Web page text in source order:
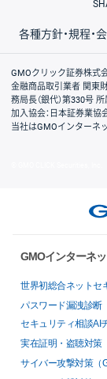
各種方針・規程・
取引規程・約款
サイトマップ
その他のご案内
個人情報保護
最良執行方針
サイトのご利
ディスクレイ
信託保全
リスク説明
会社案内
GMOクリック証券株式
金融商品取引業者 関東
務局長（銀代）第330号
加入協会：日本証券業協
当社はGMOインターネ
GMOインターネ
世界初総合ネットセ
パスワード漏洩診断
セキュリティ相談AI
実在証明・盗聴対策
サイバー攻撃対策（